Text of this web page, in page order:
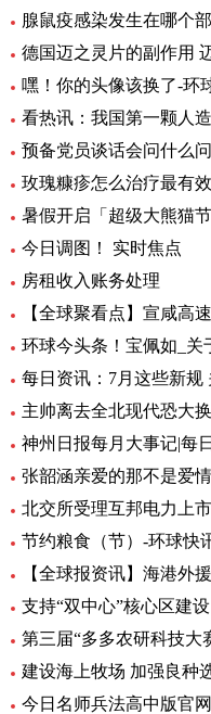
腺鼠疫感染发生在哪个
德国迈之灵片的副作用
嘿！你的头像该换了-环
预备党员谈话会问什么
玫瑰糠疹怎么治疗最有
暑假开启「超级大熊猫节
今日调图！ 实时焦点
房租收入账务处理
【全球聚看点】宣咸高
环球今头条！宝佩如_关
每日资讯：7月这些新规
主帅离去全北现代恐大
神州日报每月大事记|每
北交所受理互邦电力上
节约粮食（节）-环球快
今日名师兵法高中版官